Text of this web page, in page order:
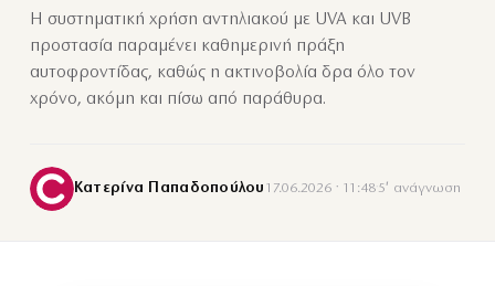
Η συστηματική χρήση αντηλιακού με UVA και UVB
προστασία παραμένει καθημερινή πράξη
αυτοφροντίδας, καθώς η ακτινοβολία δρα όλο τον
χρόνο, ακόμη και πίσω από παράθυρα.
Κατερίνα Παπαδοπούλου 17.06.2026 · 11:48·5′ ανάγνωση